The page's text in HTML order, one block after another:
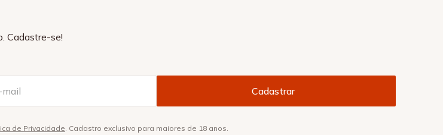
Cadastre-se!
de Privacidade. Cadastro exclusivo para maiores de 18 anos.